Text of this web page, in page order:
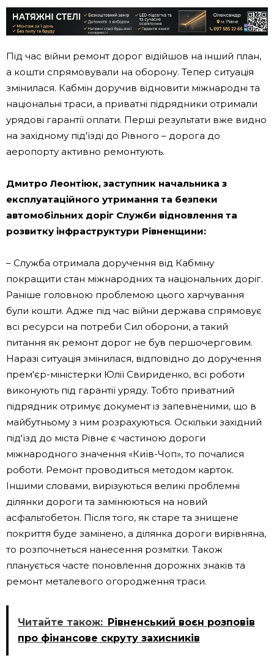
Під час війни ремонт дорог відійшов на інший план,
а кошти спрямовували на оборону. Тепер ситуація
змінилася. Кабмін доручив відновити міжнародні та
національні траси, а приватні підрядники отримали
урядові гарантії оплати. Перші результати вже видно
на західному під'їзді до Рівного – дорога до
аеропорту активно ремонтують.
Дмитро Леонтіюк, заступник начальника з
експлуатаційного утримання та безпеки
автомобільних доріг Служби відновлення та
розвитку інфраструктури Рівненщини:
– Служба отримала доручення від Кабміну
покращити стан міжнародних та національних доріг.
Раніше головною проблемою цього харчування
були кошти. Адже під час війни держава спрямовує
всі ресурси на потреби Сил оборони, а такий
питання як ремонт дорог не був першочерговим.
Наразі ситуація змінилася, відповідно до доручення
прем'єр-міністерки Юлії Свириденко, всі роботи
виконують під гарантії уряду. Тобто приватний
підрядник отримує документ із запевненими, що в
майбутньому з ним розрахуються. Оскільки західний
під'їзд до міста Рівне є частиною дороги
міжнародного значення «Київ-Чоп», то почалися
роботи. Ремонт проводиться методом карток.
Іншими словами, вирізуються великі проблемні
ділянки дороги та замінюються на новий
асфальтобетон. Після того, як старе та знищене
покриття буде замінено, а ділянка дороги вирівняна,
то розпочнеться нанесення розмітки. Також
планується часте поновлення дорожніх знаків та
ремонт металевого огородження траси.
Читайте також: Рівненський воєн розповів
про фінансове скруту захисників